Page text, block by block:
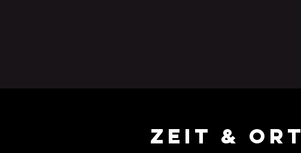
Zeit & Ort